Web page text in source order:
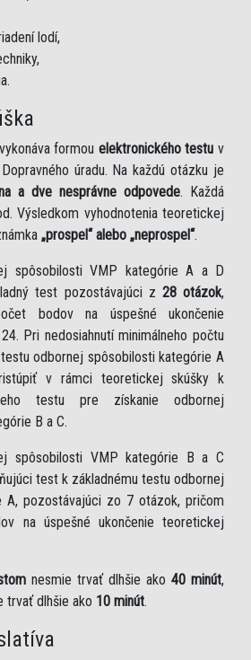
lodí,
formou elektronického testu v
úradu. Na každú otázku je
a dve nesprávne odpovede. Každá
Výsledkom vyhodnotenia teoretickej
„prospel“ alebo „neprospel“.
spôsobilosti VMP kategórie A a D
test pozostávajúci z 28 otázok,
bodov na úspešné ukončenie
Pri nedosiahnutí minimálneho počtu
odbornej spôsobilosti kategórie A
v rámci teoretickej skúšky k
testu pre získanie odbornej
B a C.
spôsobilosti VMP kategórie B a C
test k základnému testu odbornej
A, pozostávajúci zo 7 otázok, pričom
na úspešné ukončenie teoretickej
nesmie trvať dlhšie ako 40 minút,
trvať dlhšie ako 10 minút.